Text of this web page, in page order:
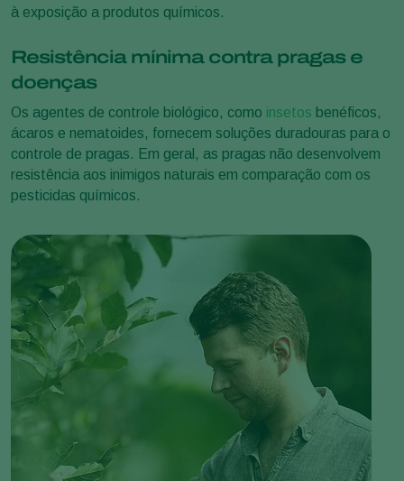
à exposição a produtos químicos.
Resistência mínima contra pragas e
doenças
Os agentes de controle biológico, como insetos benéficos,
ácaros e nematoides, fornecem soluções duradouras para o
controle de pragas. Em geral, as pragas não desenvolvem
resistência aos inimigos naturais em comparação com os
pesticidas químicos.